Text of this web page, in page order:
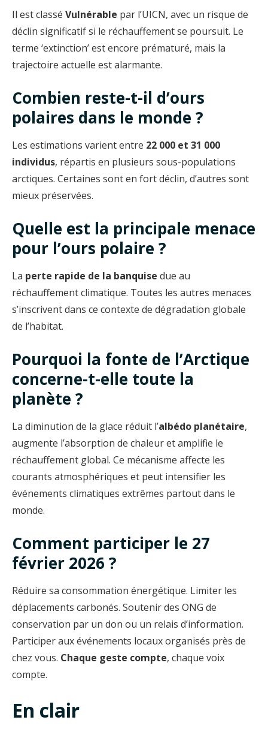
Il est classé Vulnérable par l’UICN, avec un risque de
déclin significatif si le réchauffement se poursuit. Le
terme ‘extinction’ est encore prématuré, mais la
trajectoire actuelle est alarmante.
Combien reste-t-il d’ours
polaires dans le monde ?
Les estimations varient entre 22 000 et 31 000
individus, répartis en plusieurs sous-populations
arctiques. Certaines sont en fort déclin, d’autres sont
mieux préservées.
Quelle est la principale menace
pour l’ours polaire ?
La perte rapide de la banquise due au
réchauffement climatique. Toutes les autres menaces
s’inscrivent dans ce contexte de dégradation globale
de l’habitat.
Pourquoi la fonte de l’Arctique
concerne-t-elle toute la
planète ?
La diminution de la glace réduit l’albédo planétaire,
augmente l’absorption de chaleur et amplifie le
réchauffement global. Ce mécanisme affecte les
courants atmosphériques et peut intensifier les
événements climatiques extrêmes partout dans le
monde.
Comment participer le 27
février 2026 ?
Réduire sa consommation énergétique. Limiter les
déplacements carbonés. Soutenir des ONG de
conservation par un don ou un relais d’information.
Participer aux événements locaux organisés près de
chez vous. Chaque geste compte, chaque voix
compte.
En clair